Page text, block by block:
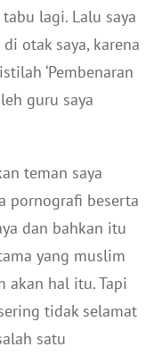
lagi. Lalu saya
otak saya, karena
‘Pembenaran
guru saya
teman saya
pornografi beserta
dan bahkan itu
yang muslim
akan hal itu. Tapi
tidak selamat
satu